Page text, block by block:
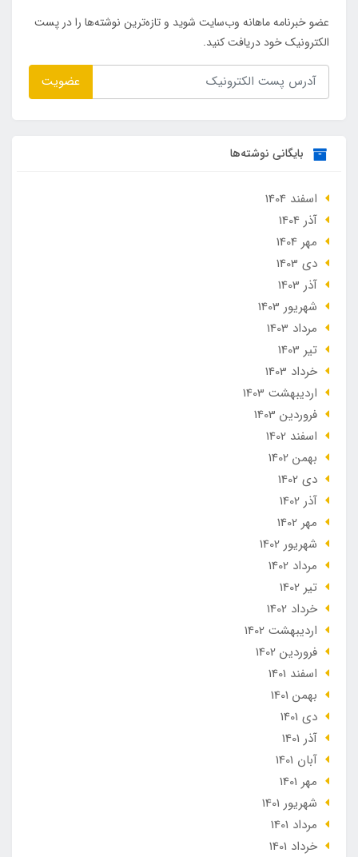
عضو خبرنامه ماهانه وب‌سایت شوید و تازه‌ترین نوشته‌ها را در پست
الکترونیک خود دریافت کنید.
عضویت
بایگانی نوشته‌ها
اسفند 1404
آذر 1404
مهر 1404
دی 1403
آذر 1403
شهریور 1403
مرداد 1403
تير 1403
خرداد 1403
ارديبهشت 1403
فروردین 1403
اسفند 1402
بهمن 1402
دی 1402
آذر 1402
مهر 1402
شهریور 1402
مرداد 1402
تير 1402
خرداد 1402
ارديبهشت 1402
فروردین 1402
اسفند 1401
بهمن 1401
دی 1401
آذر 1401
آبان 1401
مهر 1401
شهریور 1401
مرداد 1401
خرداد 1401